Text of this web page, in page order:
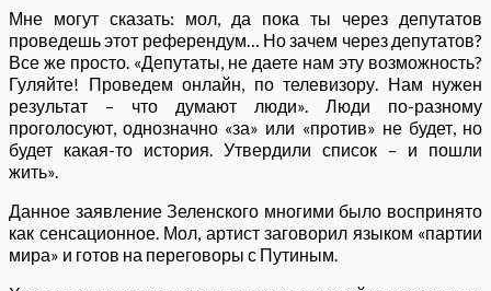
Мне могут сказать: мол, да пока ты через депутатов
проведешь этот референдум… Но зачем через депутатов?
Все же просто. «Депутаты, не даете нам эту возможность?
Гуляйте! Проведем онлайн, по телевизору. Нам нужен
результат – что думают люди». Люди по-разному
проголосуют, однозначно «за» или «против» не будет, но
будет какая-то история. Утвердили список – и пошли
жить».
Данное заявление Зеленского многими было воспринято
как сенсационное. Мол, артист заговорил языком «партии
мира» и готов на переговоры с Путиным.